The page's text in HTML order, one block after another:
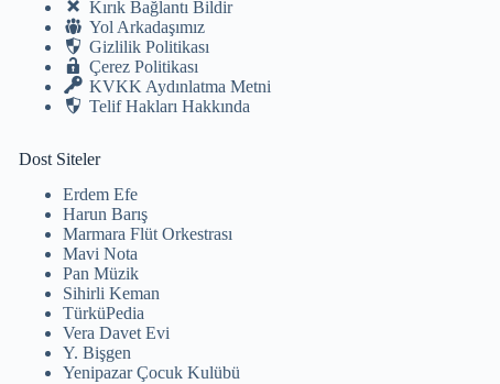
Kırık Bağlantı Bildir
Yol Arkadaşımız
Gizlilik Politikası
Çerez Politikası
KVKK Aydınlatma Metni
Telif Hakları Hakkında
Dost Siteler
Erdem Efe
Harun Barış
Marmara Flüt Orkestrası
Mavi Nota
Pan Müzik
Sihirli Keman
TürküPedia
Vera Davet Evi
Y. Bişgen
Yenipazar Çocuk Kulübü